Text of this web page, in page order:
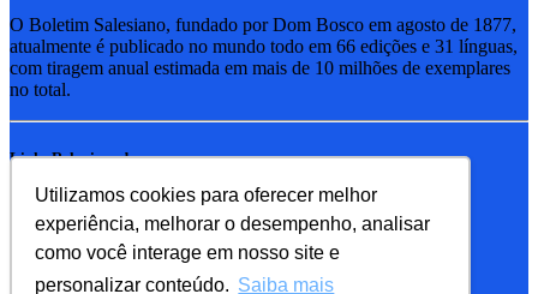
Utilizamos cookies para oferecer melhor
experiência, melhorar o desempenho, analisar
como você interage em nosso site e
personalizar conteúdo. Saiba mais
O Boletim Salesiano, fundado por Dom Bosco em agosto de 1877,
atualmente é publicado no mundo todo em 66 edições e 31 línguas,
com tiragem anual estimada em mais de 10 milhões de exemplares
no total.
Links Relacionados
RSB - Rede Salesiana Brasil
EDEBE - Editora
UPV - União pela Vida